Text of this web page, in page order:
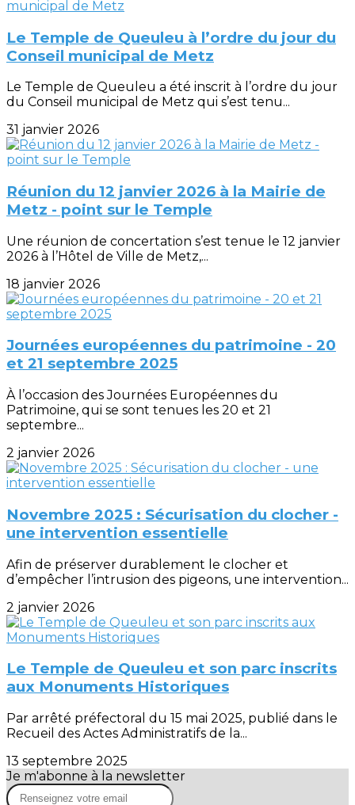
Le Temple de Queuleu à l’ordre du jour du
Conseil municipal de Metz
Le Temple de Queuleu a été inscrit à l’ordre du jour
du Conseil municipal de Metz qui s’est tenu...
31 janvier 2026
Réunion du 12 janvier 2026 à la Mairie de
Metz - point sur le Temple
Une réunion de concertation s’est tenue le 12 janvier
2026 à l’Hôtel de Ville de Metz,...
18 janvier 2026
Journées européennes du patrimoine - 20
et 21 septembre 2025
À l’occasion des Journées Européennes du
Patrimoine, qui se sont tenues les 20 et 21
septembre...
2 janvier 2026
Novembre 2025 : Sécurisation du clocher -
une intervention essentielle
Afin de préserver durablement le clocher et
d’empêcher l’intrusion des pigeons, une intervention...
2 janvier 2026
Le Temple de Queuleu et son parc inscrits
aux Monuments Historiques
Par arrêté préfectoral du 15 mai 2025, publié dans le
Recueil des Actes Administratifs de la...
13 septembre 2025
Je m'abonne à la newsletter